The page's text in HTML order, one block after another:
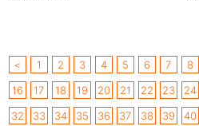
＜ 1 2 3 4 5 6 7 8
16
17 18 19 20 21 22 23 24
32
33 34 35 36 37 38 39 40